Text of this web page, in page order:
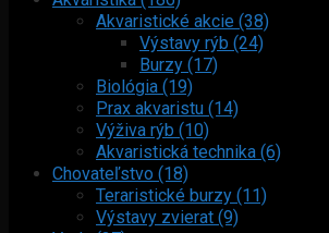
Akvaristické akcie (38)
Výstavy rýb (24)
Burzy (17)
Biológia (19)
Prax akvaristu (14)
Výživa rýb (10)
Akvaristická technika (6)
Chovateľstvo (18)
Teraristické burzy (11)
Výstavy zvierat (9)